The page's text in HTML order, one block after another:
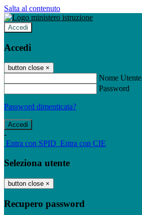
Salta al contenuto
Accedi
Accedi
button close ×
Nome Utente
Password
Password dimenticata?
-
Entra con SPID Entra con CIE
Seleziona utente
button close ×
Recupero password